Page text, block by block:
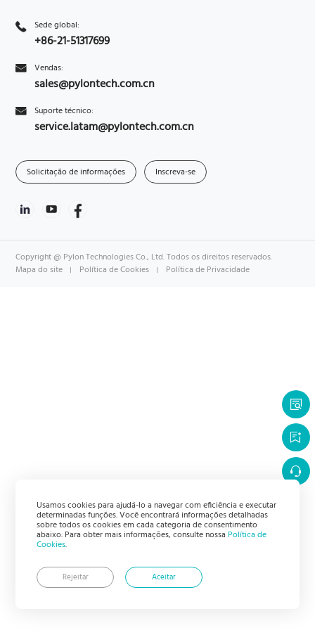
Usamos cookies para ajudá-lo a navegar com eficiência e executar
determinadas funções. Você encontrará informações detalhadas
sobre todos os cookies em cada categoria de consentimento
abaixo. Para obter mais informações, consulte nossa Política de
Cookies.
Aceitar
Rejeitar
Sede global:
+86-21-51317699
Vendas:
sales@pylontech.com.cn
Suporte técnico:
service.latam@pylontech.com.cn
Solicitação de informações Inscreva-se
Copyright @ Pylon Technologies Co., Ltd. Todos os direitos reservados.
Mapa do site
Política de Cookies Política de Privacidade